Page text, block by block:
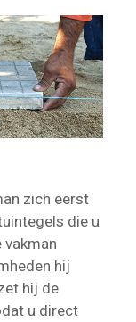
zich eerst
die u
vakman
hij
hij de
u direct